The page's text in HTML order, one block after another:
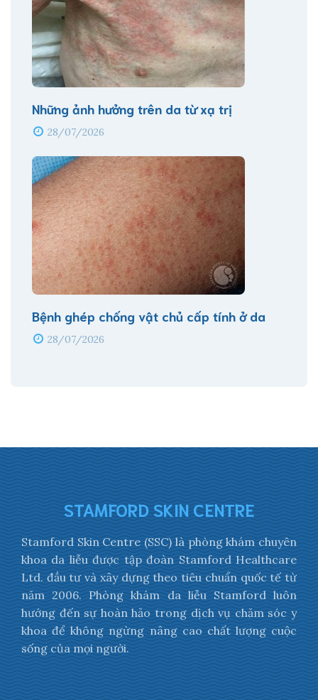
Những ảnh hưởng trên da từ xạ trị
28/07/2026
Bệnh ghép chống vật chủ cấp tính ở da
28/07/2026
STAMFORD SKIN CENTRE
Stamford Skin Centre (SSC) là phòng khám chuyên
khoa da liễu được tập đoàn Stamford Healthcare
Ltd. đầu tư và xây dựng theo tiêu chuẩn quốc tế từ
năm 2006. Phòng khám da liễu Stamford luôn
hướng đến sự hoàn hảo trong dịch vụ chăm sóc y
khoa để không ngừng nâng cao chất lượng cuộc
sống của mọi người.